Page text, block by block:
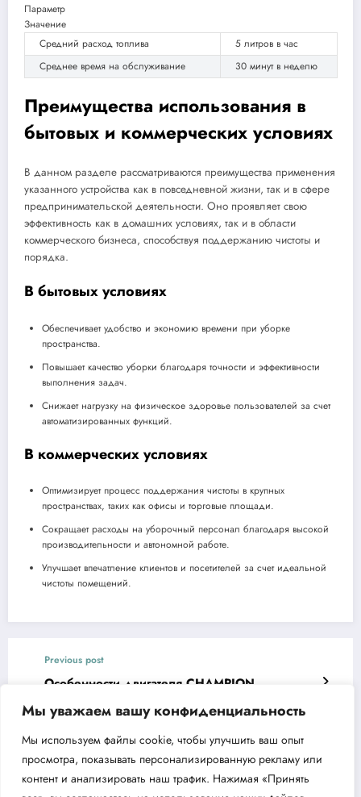
Мы уважаем вашу конфиденциальность
Мы используем файлы cookie, чтобы улучшить ваш опыт
просмотра, показывать персонализированную рекламу или
контент и анализировать наш трафик. Нажимая «Принять
Параметр
Значение
Средний расход топлива
5 литров в час
Среднее время на обслуживание
30 минут в неделю
Преимущества использования в
бытовых и коммерческих условиях
В данном разделе рассматриваются преимущества применения
указанного устройства как в повседневной жизни, так и в сфере
предпринимательской деятельности. Оно проявляет свою
эффективность как в домашних условиях, так и в области
коммерческого бизнеса, способствуя поддержанию чистоты и
порядка.
В бытовых условиях
Обеспечивает удобство и экономию времени при уборке
пространства.
Повышает качество уборки благодаря точности и эффективности
выполнения задач.
Снижает нагрузку на физическое здоровье пользователей за счет
автоматизированных функций.
В коммерческих условиях
Оптимизирует процесс поддержания чистоты в крупных
пространствах, таких как офисы и торговые площади.
Сокращает расходы на уборочный персонал благодаря высокой
производительности и автономной работе.
Улучшает впечатление клиентов и посетителей за счет идеальной
чистоты помещений.
Previous post
Особенности двигателя CHAMPION
Эффективный циркуляционный насос для
вашего дома Aquario AC 22-8-65F